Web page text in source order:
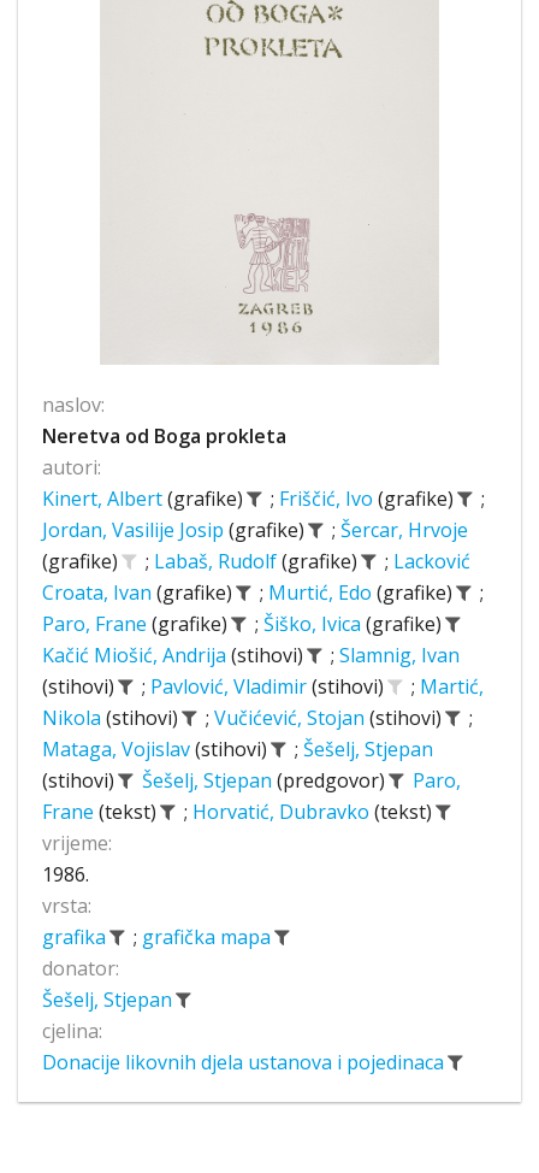
naslov:
Neretva od Boga prokleta
autori:
Kinert, Albert(grafike) ; Friščić, Ivo (grafike)
;
Jordan, Vasilije Josip (grafike) ; Šercar, Hrvoje
(grafike)
; Labaš, Rudolf(grafike) ; Lacković
Croata, Ivan (grafike) ; Murtić, Edo (grafike)
;
Paro, Frane (grafike) ; Šiško, Ivica (grafike)
Kačić Miošić, Andrija (stihovi) ; Slamnig, Ivan
(stihovi)
; Pavlović, Vladimir(stihovi) ; Martić,
Nikola (stihovi) ; Vučićević, Stojan (stihovi)
;
Mataga, Vojislav(stihovi) ; Šešelj, Stjepan
(stihovi)
Šešelj, Stjepan (predgovor)
Paro,
Frane (tekst) ; Horvatić, Dubravko (tekst)
vrijeme:
1986.
vrsta:
grafika
; grafička mapa
donator:
Šešelj, Stjepan
cjelina:
Donacije likovnih djela ustanova i pojedinaca